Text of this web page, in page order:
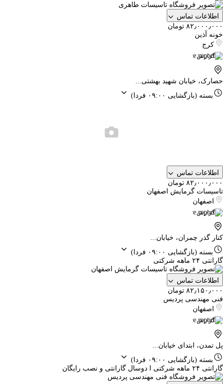
اطلاعات تماس
۸۲٫۰۰۰٫۰۰۰ تومان
خونه آذین
کرج
گزارش
حصارک، خیابان شهید بهشتی...
بسته (بازگشایی ۰۹:۰۰ فردا)
اطلاعات تماس
۸۲٫۰۰۰٫۰۰۰ تومان
تاسیسات گرمایش اصفهان
اصفهان
گزارش
کنار گذر چمران، خیابان...
بسته (بازگشایی ۰۹:۰۰ فردا)
گارانتی ۲۴ ماهه شرکتی
اطلاعات تماس
۸۲٫۱۵۰٫۰۰۰ تومان
فنی مهندسی پردیس
اصفهان
گزارش
پل تمدن، ابتدای خیابان...
بسته (بازگشایی ۰۹:۰۰ فردا)
گارانتی ۲۴ ماهه شرکتی ا دوسال گارانتی و نصب رایگان